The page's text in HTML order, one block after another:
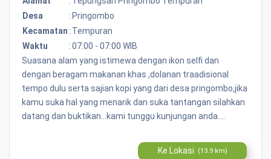
Desa
: Pringombo
Kecamatan : Tempuran
Waktu
:07:00 - 07:00 WIB
Suasana alam yang istimewa dengan ikon selfi dan
dengan beragam makanan khas ,dolanan traadisional
tempo dulu serta sajian kopi yang dari desa pringombo,jika
kamu suka hal yang menarik dan suka tantangan silahkan
datang dan buktikan...kami tunggu kunjungan anda....
Ke Lokasi (13.9 km)